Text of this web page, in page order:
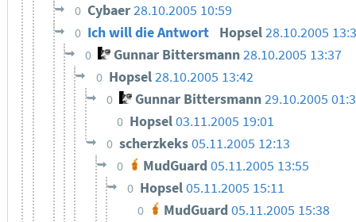
0 Cybaer28.10.2005 10:59
0 Ich will die Antwort Hopsel28.10.2005
0 Gunnar Bittersmann28.10.2005 13:37
0 Hopsel28.10.2005 13:42
0 Gunnar Bittersmann 29.10.2005
0 Hopsel03.11.2005 19:01
0 scherzkeks05.11.2005 12:13
0 MudGuard 05.11.2005 13:55
0 Hopsel05.11.2005 15:11
0 MudGuard 05.11.2005 15:38